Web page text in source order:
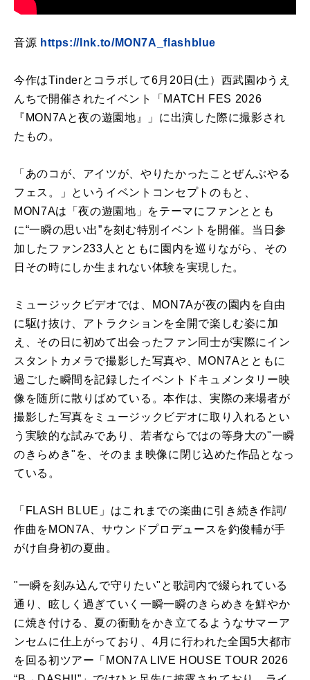
音源 https://lnk.to/MON7A_flashblue
今作はTinderとコラボして6月20日(土）西武園ゆうえ
んちで開催されたイベント「MATCH FES 2026
『MON7Aと夜の遊園地』」に出演した際に撮影され
たもの。
「あのコが、アイツが、やりたかったことぜんぶやる
フェス。」というイベントコンセプトのもと、
MON7Aは「夜の遊園地」をテーマにファンととも
に“一瞬の思い出”を刻む特別イベントを開催。当日参
加したファン233人とともに園内を巡りながら、その
日その時にしか生まれない体験を実現した。
ミュージックビデオでは、MON7Aが夜の園内を自由
に駆け抜け、アトラクションを全開で楽しむ姿に加
え、その日に初めて出会ったファン同士が実際にイン
スタントカメラで撮影した写真や、MON7Aとともに
過ごした瞬間を記録したイベントドキュメンタリー映
像を随所に散りばめている。本作は、実際の来場者が
撮影した写真をミュージックビデオに取り入れるとい
う実験的な試みであり、若者ならではの等身大の"一瞬
のきらめき"を、そのまま映像に閉じ込めた作品となっ
ている。
「FLASH BLUE」はこれまでの楽曲に引き続き作詞/
作曲をMON7A、サウンドプロデュースを釣俊輔が手
がけ自身初の夏曲。
"一瞬を刻み込んで守りたい"と歌詞内で綴られている
通り、眩しく過ぎていく一瞬一瞬のきらめきを鮮やか
に焼き付ける、夏の衝動をかき立てるようなサマーア
ンセムに仕上がっており、4月に行われた全国5大都市
を回る初ツアー「MON7A LIVE HOUSE TOUR 2026